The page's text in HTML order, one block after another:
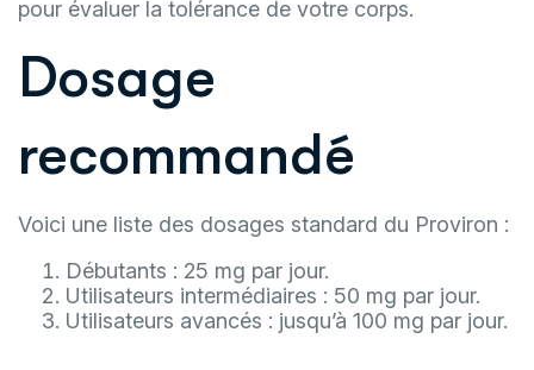
pour évaluer la tolérance de votre corps.
Dosage
recommandé
Voici une liste des dosages standard du Proviron :
Débutants : 25 mg par jour.
Utilisateurs intermédiaires : 50 mg par jour.
Utilisateurs avancés : jusqu’à 100 mg par jour.